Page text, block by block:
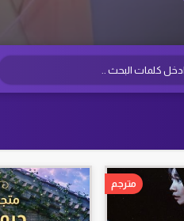
مترجم